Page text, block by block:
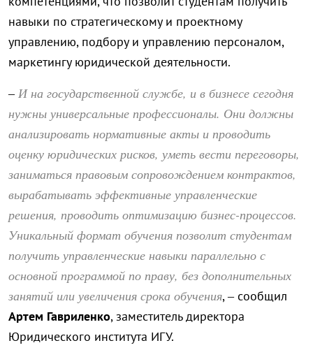
навыки по стратегическому и проектному
управлению, подбору и управлению персоналом,
маркетингу юридической деятельности.
–И на государственной службе, и в бизнесе сегодня
нужны универсальные профессионалы. Они должны
анализировать нормативные акты и проводить
оценку юридических рисков, уметь вести переговоры,
заниматься правовым сопровождением контрактов,
вырабатывать эффективные управленческие
решения, проводить оптимизацию бизнес-процессов.
Уникальный формат обучения позволит студентам
получить управленческие навыки параллельно с
основной программой по праву, без дополнительных
занятий или увеличения срока обучения, – сообщил
Артем Гавриленко, заместитель директора
Юридического института ИГУ.